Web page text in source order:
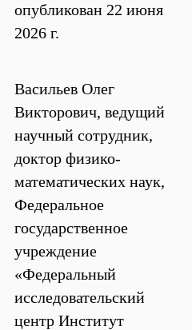
опубликован 22 июня
2026 г.
Васильев Олег
Викторович, ведущий
научный сотрудник,
доктор физико-
математических наук,
Федеральное
государственное
учреждение
«Федеральный
исследовательский
центр Институт